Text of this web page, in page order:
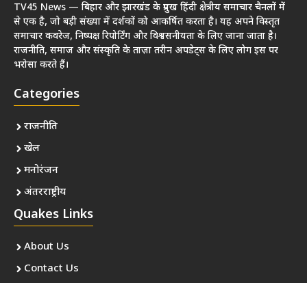
TV45 News — बिहार और झारखंड के प्रमुख हिंदी क्षेत्रीय समाचार चैनलों में
से एक है, जो बड़ी संख्या में दर्शकों को आकर्षित करता है। यह अपने विस्तृत
समाचार कवरेज, निष्पक्ष रिपोर्टिंग और विश्वसनीयता के लिए जाना जाता है।
राजनीति, समाज और संस्कृति के ताज़ा तरीन अपडेट्स के लिए लोग इस पर
भरोसा करते हैं।
Categories
राजनीति
खेल
मनोरंजन
अंतरराष्ट्रीय
Quakes Links
About Us
Contact Us